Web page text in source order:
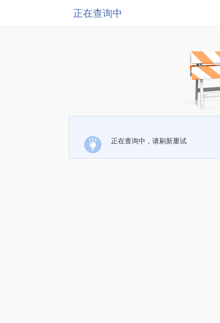
正在查询中
正在查询中，请刷新重试